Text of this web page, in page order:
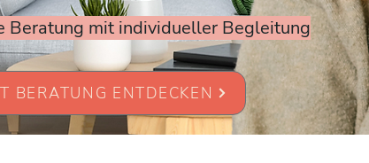
Beratung mit individueller Begleitung
BERATUNG ENTDECKEN